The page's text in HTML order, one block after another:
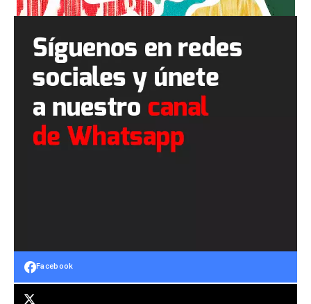
Facebook